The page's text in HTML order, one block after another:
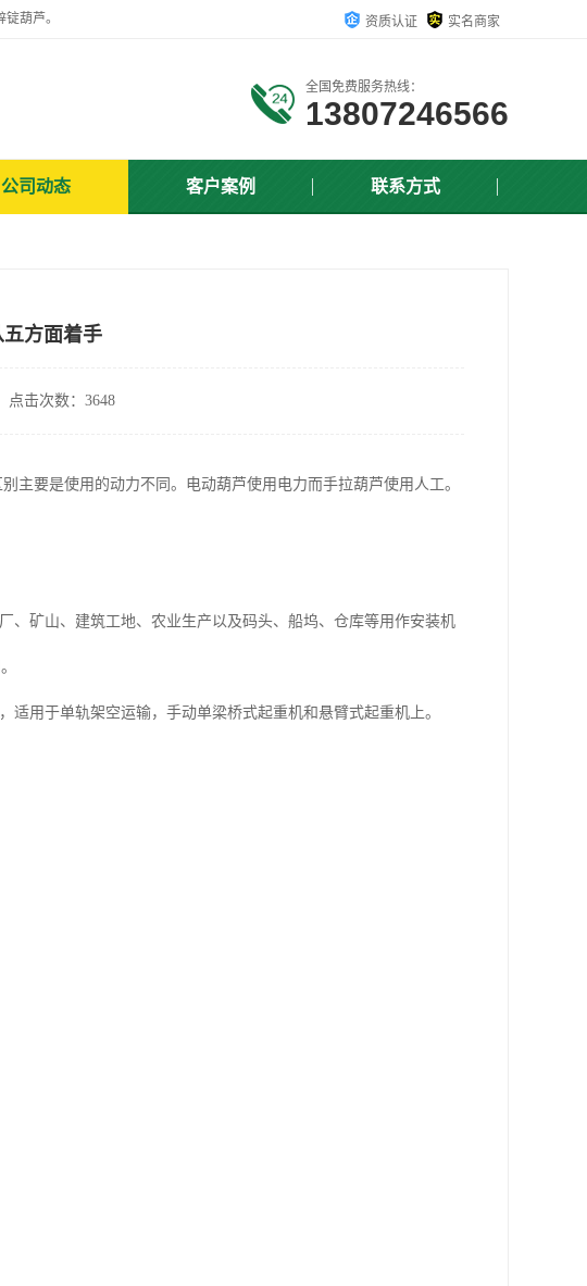
葫芦。 资质认证 实名商家
全国免费服务热线：
13807246566
公司动态 客户案例 联系方式
方面着手
点击次数：3648
要是使用的动力不同。电动葫芦使用电力而手拉葫芦使用人工。
矿山、建筑工地、农业生产以及码头、船坞、仓库等用作安装机
用于单轨架空运输，手动单梁桥式起重机和悬臂式起重机上。